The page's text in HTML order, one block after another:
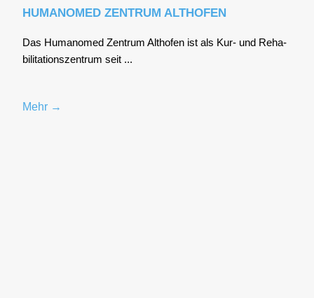
HUMANOMED ZENTRUM ALTHOFEN
Das Huma­no­med Zen­trum Alt­ho­fen ist als Kur- und Reha­
bi­li­ta­ti­ons­zen­trum seit ...
Mehr →